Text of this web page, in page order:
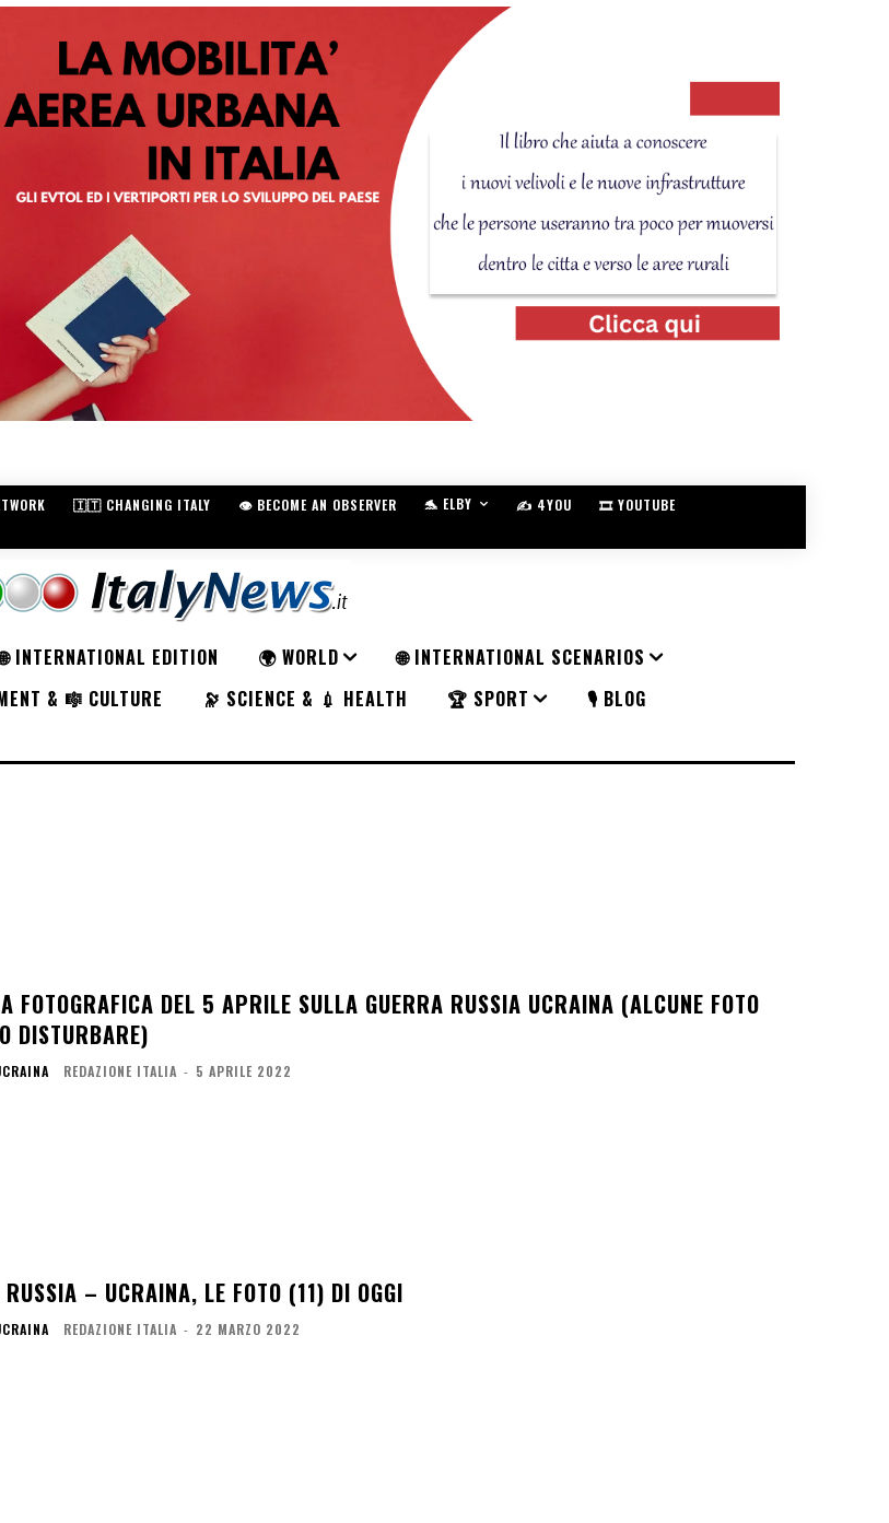
🇮🇹 CHANGING ITALY 👁️ BECOME AN OBSERVER 🐬 ELBY ✍️ 4YOU
🎞️ YOUTUBE
INTERNATIONAL EDITION 🌍 WORLD
🌐 INTERNATIONAL SCENARIOS
& 🎼 CULTURE 🔭 SCIENCE & 💉 HEALTH 🏆 SPORT
🎙️ BLOG
FOTOGRAFICA DEL 5 APRILE SULLA GUERRA RUSSIA UCRAINA (ALCUNE FOTO
DISTURBARE)
REDAZIONE ITALIA - 5 APRILE 2022
RUSSIA – UCRAINA, LE FOTO (11) DI OGGI
REDAZIONE ITALIA - 22 MARZO 2022